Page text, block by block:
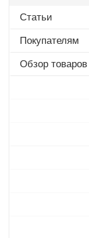
Статьи
Покупателям
Обзор товаров